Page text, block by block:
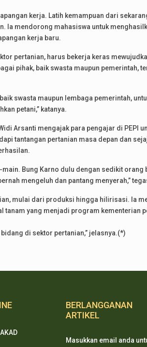
kerja. Latih kemampuan dari
Ia mendorong mahasiswa untuk
kerja baru.
pertanian, harus bekerja keras
pihak, baik swasta maupun pemerintah,
swasta maupun lembaga pemerintah,
petani,” katanya.
Arsanti mengajak para pengajar di PEPI
tantangan pertanian masa depan dan
Bung Karno dulu dengan sedikit
mengeluh dan pantang menyerah,”
mulai dari produksi hingga hilirisasi. Ia
yang menjadi program kementerian
di sektor pertanian,” jelasnya.(*)
BERLANGGANAN
ARTIKEL
Masukkan email anda